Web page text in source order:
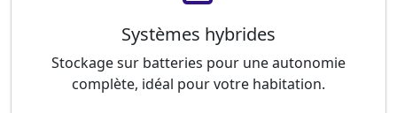
Systèmes hybrides
Stockage sur batteries pour une autonomie
complète, idéal pour votre habitation.